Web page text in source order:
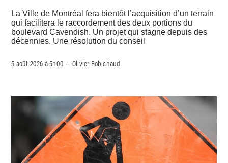
La Ville de Montréal fera bientôt l’acquisition d’un terrain
qui facilitera le raccordement des deux portions du
boulevard Cavendish. Un projet qui stagne depuis des
décennies. Une résolution du conseil
5 août 2026 à 5h00 –Olivier Robichaud